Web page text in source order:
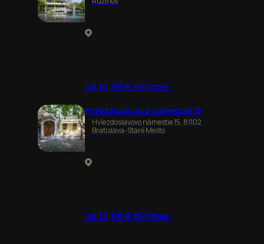
od 10,90 € m²/mes.
Hviezdoslavovo námestie 15
Hviezdoslavovo námestie 15, 81102
Bratislava-Staré Mesto
od 10,00 € m²/mes.